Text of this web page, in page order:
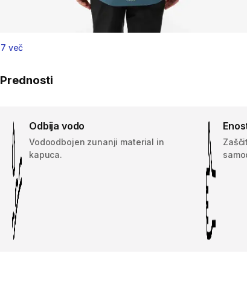
7 več
Prednosti
Odbija vodo
Vodoodbojen zunanji material in
kapuca.